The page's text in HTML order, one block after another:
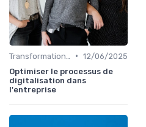
• 12/06/2025
Optimiser le processus de
digitalisation dans
l'entreprise